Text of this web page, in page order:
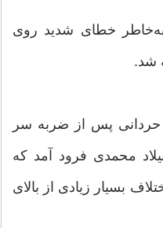
به‌خاطر خطای شدید روی
شد.
صالح حردانی پس از ضربه سر
محمدی فرود آمد که
بسیار زیادی از بالای